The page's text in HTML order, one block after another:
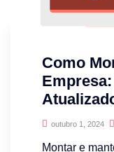
Como
outubro 1, 2024
Montar e